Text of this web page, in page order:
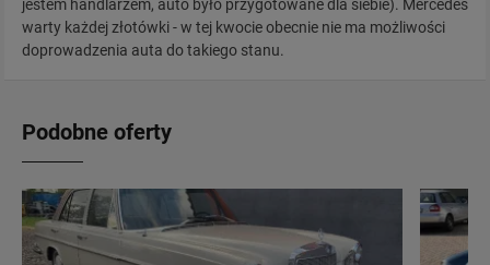
jestem handlarzem, auto było przygotowane dla siebie). Mercedes
warty każdej złotówki - w tej kwocie obecnie nie ma możliwości
doprowadzenia auta do takiego stanu.
Podobne oferty